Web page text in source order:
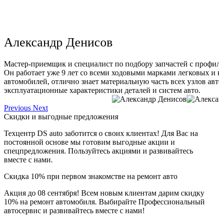
Александр Денисов
Мастер-приемщик и специалист по подбору запчастей с
Он работает уже 9 лет со всеми ходовыми марками легковых и
автомобилей, отлично знает материальную часть всех узлов
эксплуатационные характеристики деталей и систем авто.
Previous Next
Скидки и выгодные предложения
Техцентр DS auto заботится о своих клиентах! Для Вас на
постоянной основе мы готовим выгодные акции и
спецпредложения. Пользуйтесь акциями и развивайтесь
вместе с нами.
Скидка 10% при первом знакомстве на ремонт авто
Акция до 08 сентября! Всем новым клиентам дарим скидку
10% на ремонт автомобиля. Выбирайте Профессиональный
автосервис и развивайтесь вместе с нами!